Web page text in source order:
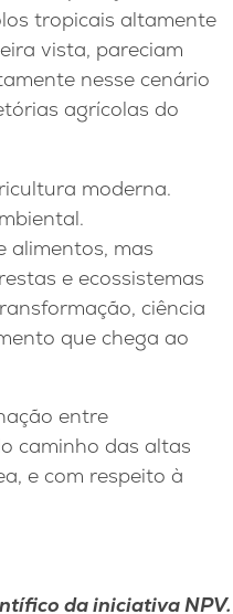
tropicais altamente
vista, pareciam
nesse cenário
agrícolas do
moderna.
alimentos, mas
e ecossistemas
ciência
que chega ao
entre
caminho das altas
e com respeito à
da iniciativa NPV.